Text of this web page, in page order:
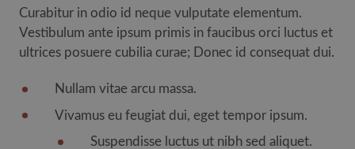
Curabitur in odio id neque vulputate elementum.
Vestibulum ante ipsum primis in faucibus orci luctus et
ultrices posuere cubilia curae; Donec id consequat dui.
Nullam vitae arcu massa.
Vivamus eu feugiat dui, eget tempor ipsum.
Suspendisse luctus ut nibh sed aliquet.